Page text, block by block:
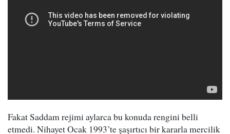
Fakat Saddam rejimi aylarca bu konuda rengini belli
etmedi. Nihayet Ocak 1993’te şaşırtıcı bir kararla mercilik